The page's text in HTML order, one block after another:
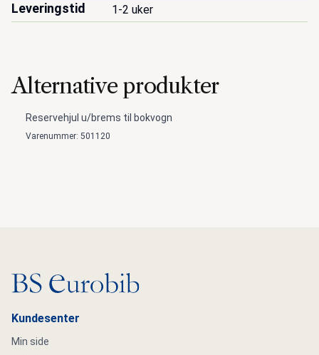
Leveringstid 1-2 uker
Alternative produkter
Reservehjul u/brems til bokvogn
Varenummer: 501120
Gå til hovedsiden
Kundesenter
Min side